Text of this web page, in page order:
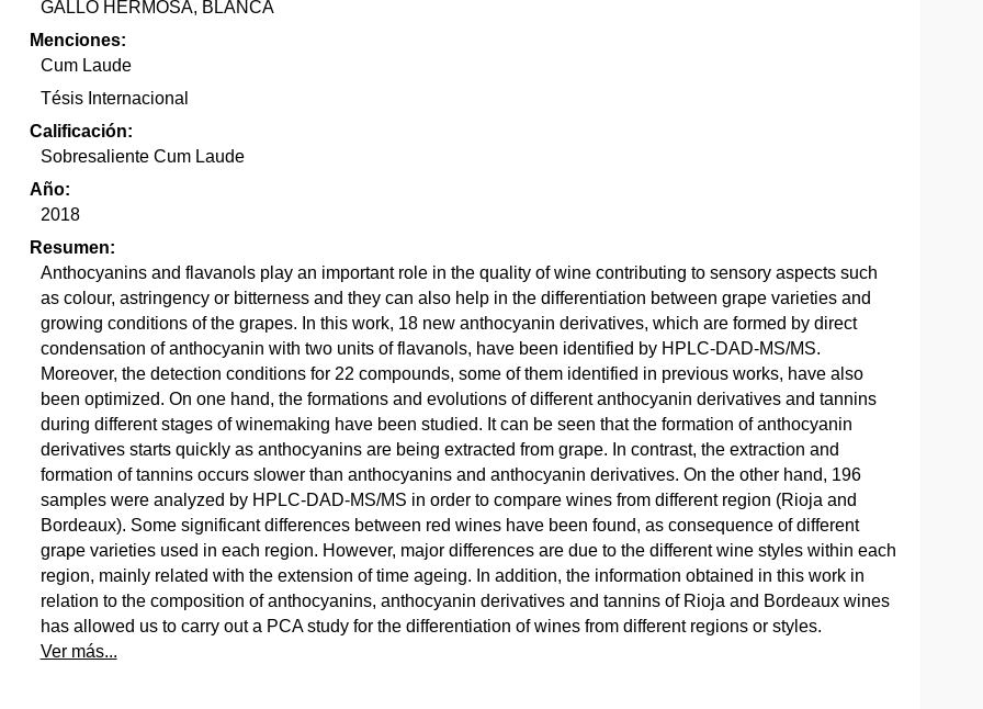
GALLO HERMOSA, BLANCA
Menciones:
Cum Laude
Tésis Internacional
Calificación:
Sobresaliente Cum Laude
Año:
2018
Resumen:
Anthocyanins and flavanols play an important role in the quality of wine contributing to sensory aspects such
as colour, astringency or bitterness and they can also help in the differentiation between grape varieties and
growing conditions of the grapes. In this work, 18 new anthocyanin derivatives, which are formed by direct
condensation of anthocyanin with two units of flavanols, have been identified by HPLC-DAD-MS/MS.
Moreover, the detection conditions for 22 compounds, some of them identified in previous works, have also
been optimized. On one hand, the formations and evolutions of different anthocyanin derivatives and tannins
during different stages of winemaking have been studied. It can be seen that the formation of anthocyanin
derivatives starts quickly as anthocyanins are being extracted from grape. In contrast, the extraction and
formation of tannins occurs slower than anthocyanins and anthocyanin derivatives. On the other hand, 196
samples were analyzed by HPLC-DAD-MS/MS in order to compare wines from different region (Rioja and
Bordeaux). Some significant differences between red wines have been found, as consequence of different
grape varieties used in each region. However, major differences are due to the different wine styles within each
region, mainly related with the extension of time ageing. In addition, the information obtained in this work in
relation to the composition of anthocyanins, anthocyanin derivatives and tannins of Rioja and Bordeaux wines
has allowed us to carry out a PCA study for the differentiation of wines from different regions or styles.
Ver más...